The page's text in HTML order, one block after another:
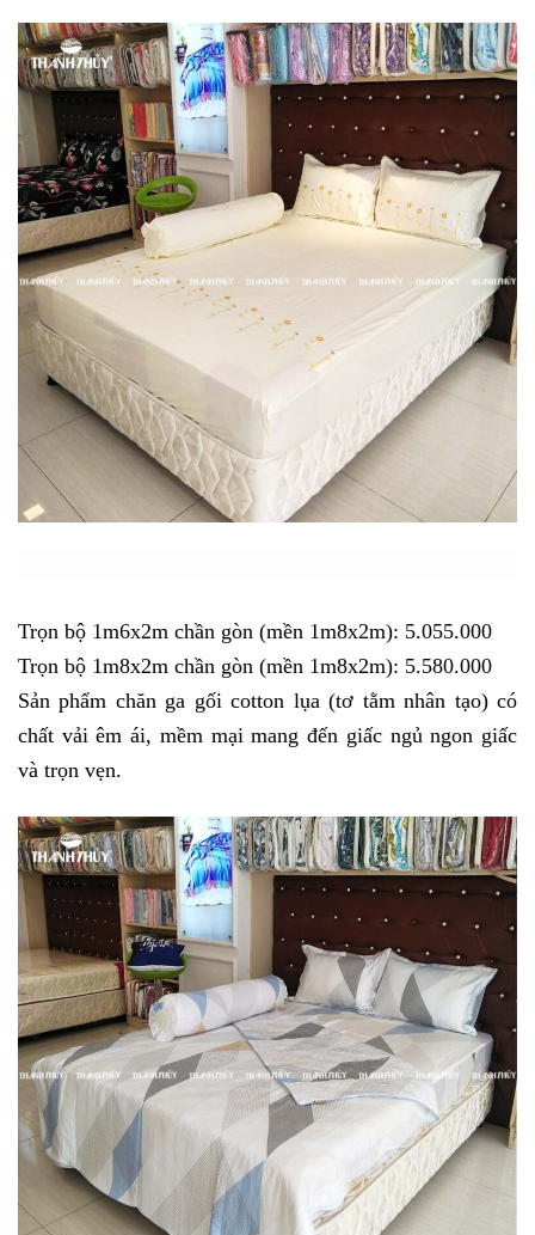
Trọn bộ 1m6x2m chần gòn (mền 1m8x2m): 5.055.000
Trọn bộ 1m8x2m chần gòn (mền 1m8x2m): 5.580.000
Sản phẩm chăn ga gối cotton lụa (tơ tằm nhân tạo) có
chất vải êm ái, mềm mại mang đến giấc ngủ ngon giấc
và trọn vẹn.